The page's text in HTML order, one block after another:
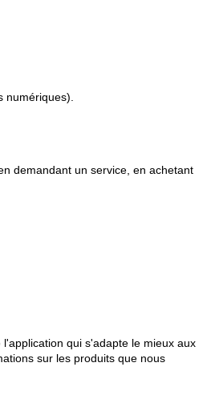
numériques).
demandant un service, en achetant
qui s'adapte le mieux aux
sur les produits que nous